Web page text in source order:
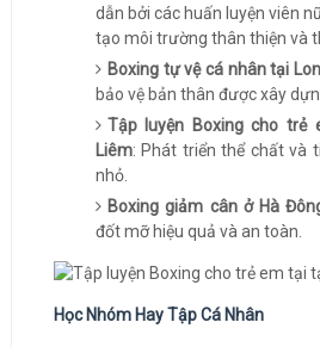
dẫn bởi các huấn luyện viên
tạo môi trường thân thiện và
Boxing tự vệ cá nhân tại
bảo vệ bản thân được xây
Tập luyện Boxing cho trẻ
Liêm: Phát triển thể chất và
nhỏ.
Boxing giảm cân ở Hà
đốt mỡ hiệu quả và an toàn.
Học Nhóm Hay Tập Cá Nhân